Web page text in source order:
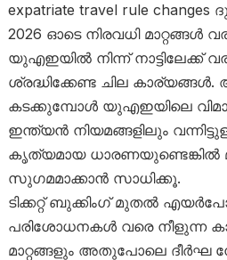
expatriate travel rule
2026 ഓടെ നിരവധി
യുഎഇയിൽ നിന്ന് നാട്ടിലേക്ക്
ശ്രദ്ധിക്കേണ്ട ചില
കടക്കുമ്പോൾ യുഎഇയിലെ
ഇന്ത്യൻ നിയമങ്ങളിലും
കൃത്യമായ ധാരണയുണ്ടെങ്കിൽ
സുഗമമാക്കാൻ സാധിക്കൂ.
ടിക്കറ്റ് ബുക്കിംഗ് മുതൽ
പരിശോധനകൾ വരെ നീളുന്ന
മാറ്റങ്ങളും അതുപോലെ ദീർഘ